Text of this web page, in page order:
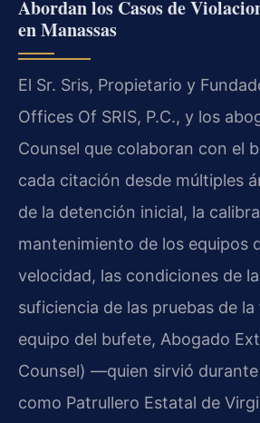
Abordan los Casos de
en Manassas
El Sr. Sris, Propietario y
Offices Of SRIS, P.C., y los
Counsel que colaboran con el
cada citación desde múltiples
de la detención inicial, la
mantenimiento de los equipos
velocidad, las condiciones de
suficiencia de las pruebas de la
equipo del bufete, Abogado
Counsel) —quien sirvió
como Patrullero Estatal de